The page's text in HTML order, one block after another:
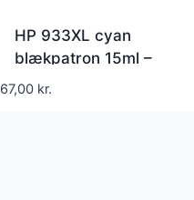
HP 933XL cyan
blækpatron 15ml –
Kompatibel – CN054AE
67,00 kr.